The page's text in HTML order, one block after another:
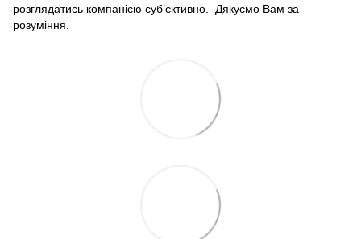
розглядатись компанією суб’єктивно. Дякуємо Вам за
розуміння.